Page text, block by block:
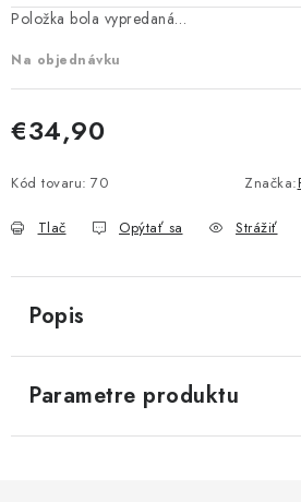
Podmienky ochrany osobných údajov
Položka bola vypredaná…
Na objednávku
€34,90
Kód tovaru: 70 Značka:
Tlač Opýtať sa Strážiť
Popis
Parametre produktu